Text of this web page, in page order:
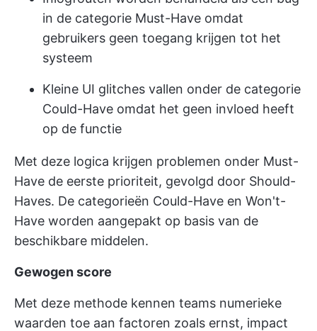
in de categorie Must-Have omdat
gebruikers geen toegang krijgen tot het
systeem
Kleine UI glitches vallen onder de categorie
Could-Have omdat het geen invloed heeft
op de functie
Met deze logica krijgen problemen onder Must-
Have de eerste prioriteit, gevolgd door Should-
Haves. De categorieën Could-Have en Won't-
Have worden aangepakt op basis van de
beschikbare middelen.
Gewogen score
Met deze methode kennen teams numerieke
waarden toe aan factoren zoals ernst, impact